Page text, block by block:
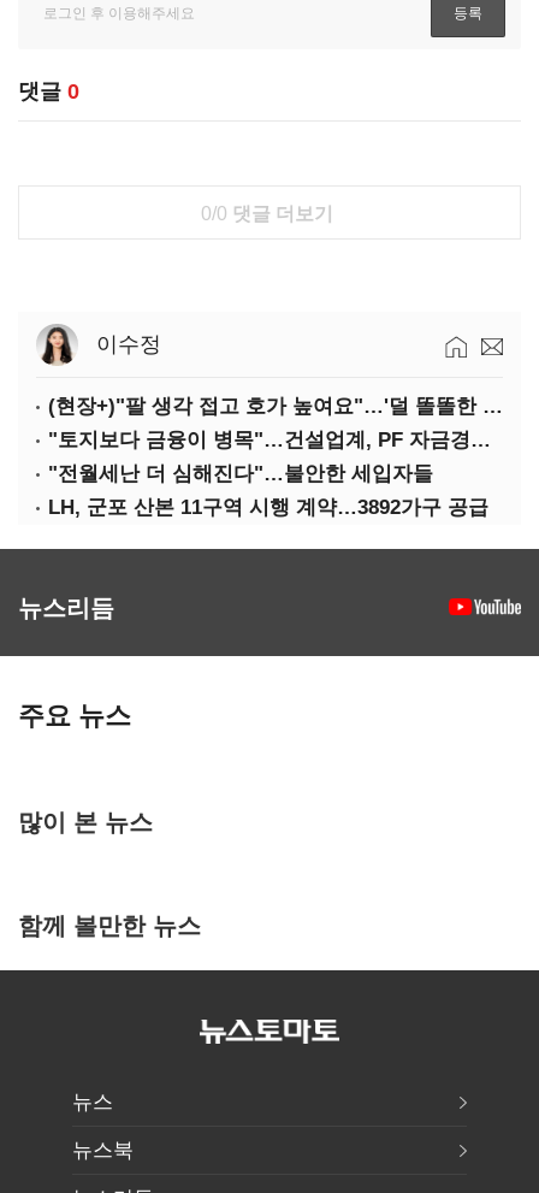
댓글 0
0/0 댓글 더보기
이수정
(현장+)"팔 생각 접고 호가 높여요"…'덜 똘똘한 한 채' 20억 키맞추기
"토지보다 금융이 병목"…건설업계, PF 자금경색 해소 목소리
"전월세난 더 심해진다"…불안한 세입자들
LH, 군포 산본 11구역 시행 계약…3892가구 공급
뉴스리듬
주요 뉴스
많이 본 뉴스
함께 볼만한 뉴스
뉴스
뉴스북